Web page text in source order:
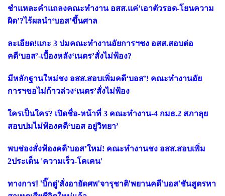
ชำแหละคำแถลงคณะทำงาน อสส.แค่’เอาตัวรอด-โยนความ
ผิด’?ไร้ผลนำ‘บอส’ขึ้นศาล
ละเอียด!แกะ 3 ปมคณะทำงานอัยการฯชง อสส.สอบต่อ
คดี‘บอส’-เบื้องหลัง‘เนตร’สั่งไม่ฟ้อง?
มีหลักฐานใหม่ชง อสส.สอบเพิ่มคดี‘บอส’! คณะทำงานอัย
การฯขอไม่ก้าวล่วง‘เนตร’สั่งไม่ฟ้อง
ใครเป็นใคร? เปิดชื่อ-หน้าที่ 3 คณะทำงาน-4 กมธ.2 สภาลุย
สอบปมไม่ฟ้องคดี‘บอส อยู่วิทยา’
พบช่องสั่งฟ้องคดี’บอส’ใหม่! คณะทำงานชง อสส.สอบเพิ่ม
2ประเด็น 'ความเร็ว-โคเคน'
ทางการ! 'บิ๊กตู่'สั่งอายัดศพ'จารุชาติ'พยานคดี'บอส'ชันสูตรหา